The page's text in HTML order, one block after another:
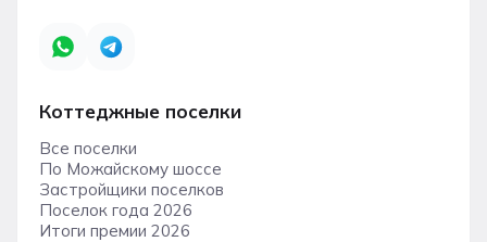
Коттеджные поселки
Все поселки
По Можайскому шоссе
Застройщики поселков
Поселок года 2026
Итоги премии 2026